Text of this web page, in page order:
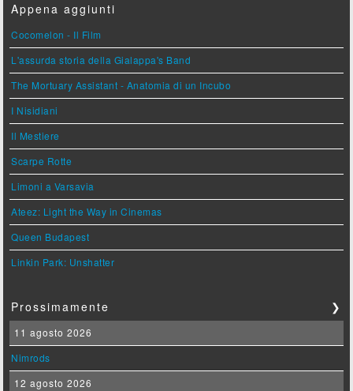
Appena aggiunti
Cocomelon - Il Film
L'assurda storia della Gialappa's Band
The Mortuary Assistant - Anatomia di un Incubo
I Nisidiani
Il Mestiere
Scarpe Rotte
Limoni a Varsavia
Ateez: Light the Way in Cinemas
Queen Budapest
Linkin Park: Unshatter
Prossimamente ❯
11 agosto 2026
Nimrods
12 agosto 2026